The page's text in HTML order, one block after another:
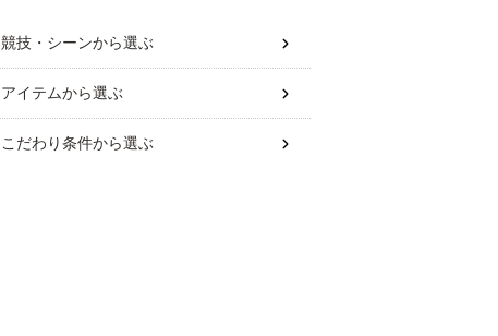
競技・シーンから選ぶ
アイテムから選ぶ
こだわり条件から選ぶ